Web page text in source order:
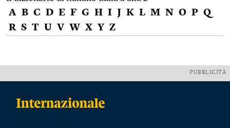
A B C D E F G H I J K L M N O P Q
R S T U V W X Y Z
PUBBLICITÀ